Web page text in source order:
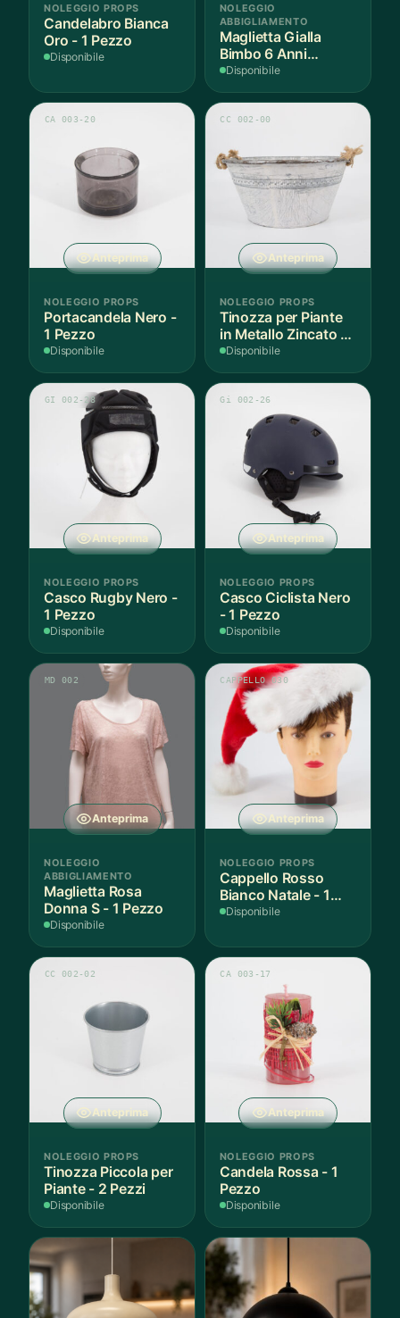
NOLEGGIO PROPS
Candelabro Bianca
Oro - 1 Pezzo
Disponibile
NOLEGGIO
ABBIGLIAMENTO
Maglietta Gialla
Bimbo 6 Anni
Cotone - 1 Pezzo
Disponibile
Anteprima
CA 003-20
NOLEGGIO PROPS
Portacandela Nero -
1 Pezzo
Disponibile
Anteprima
CC 002-00
NOLEGGIO PROPS
Tinozza per Piante
in Metallo Zincato -
1 Pezzo
Disponibile
Anteprima
GI 002-28
NOLEGGIO PROPS
Casco Rugby Nero -
1 Pezzo
Disponibile
Anteprima
Gi 002-26
NOLEGGIO PROPS
Casco Ciclista Nero
- 1 Pezzo
Disponibile
Anteprima
MD 002
NOLEGGIO
ABBIGLIAMENTO
Maglietta Rosa
Donna S - 1 Pezzo
Disponibile
Anteprima
CAPPELLO 030
NOLEGGIO PROPS
Cappello Rosso
Bianco Natale - 1
Pezzo
Disponibile
Anteprima
CC 002-02
NOLEGGIO PROPS
Tinozza Piccola per
Piante - 2 Pezzi
Disponibile
Anteprima
CA 003-17
NOLEGGIO PROPS
Candela Rossa - 1
Pezzo
Disponibile